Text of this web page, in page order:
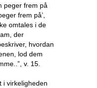
peger frem på
frem på’,
omtales i de
der
hvordan
lod dem
v. 15.
i virkeligheden